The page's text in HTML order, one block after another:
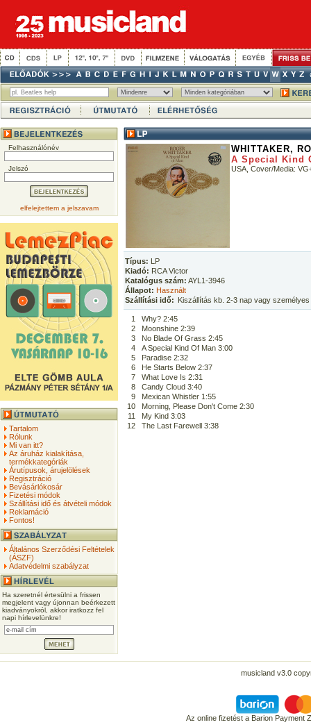
Felhasználónév
Jelszó
elfelejtettem a jelszavam
Tartalom
Rólunk
Mi van itt?
Az áruház kialakítása,
termékkategóriák
Árutípusok, árujelölések
Regisztráció
Bevásárlókosár
Fizetési módok
Szállítási idő és átvételi módok
Reklamáció
Fontos!
Általános Szerződési Feltételek
(ÁSZF)
Adatvédelmi szabályzat
Ha szeretnél értesülni a frissen
megjelent vagy újonnan beérkezett
kiadványokról, akkor iratkozz fel
napi hírlevelünkre!
WHITTAKER,
A Special Kind
USA, Cover/Media:
Típus: LP
Kiadó: RCA Victor
Katalógus szám: AYL1-3946
Állapot: Használt
Szállítási idő: Kiszállítás kb. 2-3 nap vagy
1
Why? 2:45
2
Moonshine 2:39
3
No Blade Of Grass 2:45
4
A Special Kind Of Man 3:00
5
Paradise 2:32
6
He Starts Below 2:37
7
What Love Is 2:31
8
Candy Cloud 3:40
9
Mexican Whistler 1:55
10
Morning, Please Don't Come 2:30
11
My Kind 3:03
12
The Last Farewell 3:38
musicland v3.0
Az online fizetést a Barion Payment